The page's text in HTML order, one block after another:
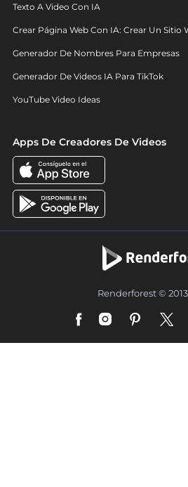
Texto A Video Con IA
Crear Página Web Con IA: Crear Un Sitio
Generador De Nombres Para Empresas
Generador De Videos IA Para TikTok
YouTube Video Ideas
Apps De Creadores De Videos
Renderforest ©